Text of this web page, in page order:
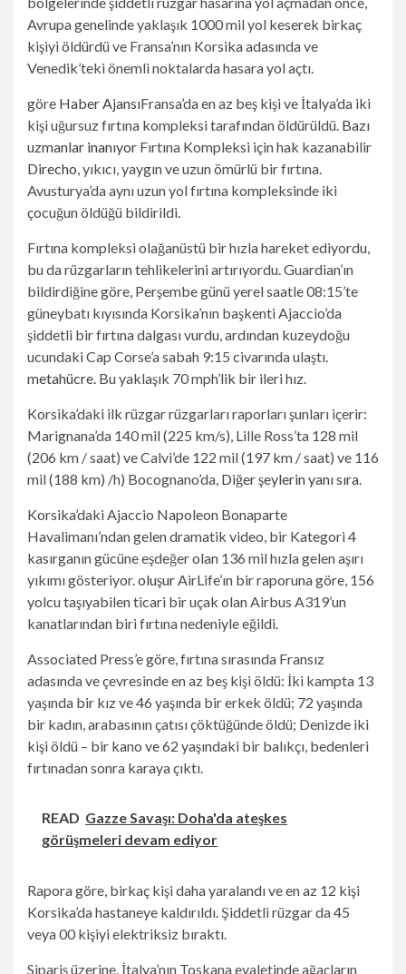
Avrupa genelinde yaklaşık 1000 mil yol keserek birkaç
kişiyi öldürdü ve Fransa’nın Korsika adasında ve
Venedik’teki önemli noktalarda hasara yol açtı.
göre Haber AjansıFransa’da en az beş kişi ve İtalya’da iki
kişi uğursuz fırtına kompleksi tarafından öldürüldü. Bazı
uzmanlar inanıyor Fırtına Kompleksi için hak kazanabilir
Direcho , yıkıcı, yaygın ve uzun ömürlü bir fırtına.
Avusturya’da aynı uzun yol fırtına kompleksinde iki
çocuğun öldüğü bildirildi.
Fırtına kompleksi olağanüstü bir hızla hareket ediyordu,
bu da rüzgarların tehlikelerini artırıyordu. Guardian’ın
bildirdiğine göre, Perşembe günü yerel saatle 08:15’te
güneybatı kıyısında Korsika’nın başkenti Ajaccio’da
şiddetli bir fırtına dalgası vurdu, ardından kuzeydoğu
ucundaki Cap Corse’a sabah 9:15 civarında ulaştı.
metahücre . Bu yaklaşık 70 mph’lik bir ileri hız.
Korsika’daki ilk rüzgar rüzgarları raporları şunları içerir:
Marignana’da 140 mil (225 km/s), Lille Ross’ta 128 mil
(206 km / saat) ve Calvi’de 122 mil (197 km / saat) ve 116
mil (188 km) /h) Bocognano’da, Diğer şeylerin yanı sıra
Korsika’daki Ajaccio Napoleon Bonaparte
Havalimanı’ndan gelen dramatik video, bir Kategori 4
kasırganın gücüne eşdeğer olan 136 mil hızla gelen aşırı
yıkımı gösteriyor. oluşur AirLife’ın bir raporuna göre, 156
yolcu taşıyabilen ticari bir uçak olan Airbus A319’un
kanatlarından biri fırtına nedeniyle eğildi.
Associated Press’e göre, fırtına sırasında Fransız
adasında ve çevresinde en az beş kişi öldü: İki kampta 13
yaşında bir kız ve 46 yaşında bir erkek öldü; 72 yaşında
bir kadın, arabasının çatısı çöktüğünde öldü; Denizde iki
kişi öldü – bir kano ve 62 yaşındaki bir balıkçı, bedenleri
fırtınadan sonra karaya çıktı.
READ Gazze Savaşı: Doha'da ateşkes
görüşmeleri devam ediyor
Rapora göre, birkaç kişi daha yaralandı ve en az 12 kişi
Korsika’da hastaneye kaldırıldı. Şiddetli rüzgar da 45
veya 00 kişiyi elektriksiz bıraktı.
Sipariş üzerine, İtalya’nın Toskana eyaletinde ağaçların